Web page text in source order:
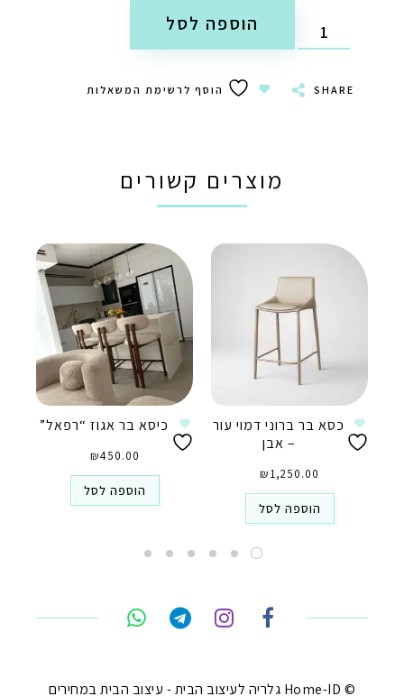
הוספה לסל
SHARE הוסף לרשימת המשאלות
מוצרים קשורים
כסא בר ברוני דמוי עור
– אבן
₪1,250.00
הוספה לסל
כיסא בר אגוז “רפאל”
₪450.00
הוספה לסל
© Home-ID גלריה לעיצוב הבית - עיצוב הבית במחירים